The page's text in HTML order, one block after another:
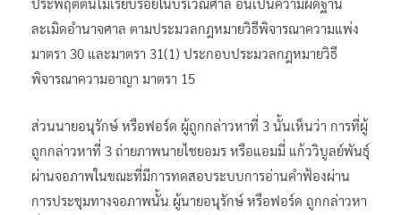
ละเมิดอำนาจศาล ตามประมวลกฎหมายวิธีพิจารณาความแพ่ง
มาตรา 30 และมาตรา 31(1) ประกอบประมวลกฎหมายวิธี
พิจารณาความอาญา มาตรา 15
ส่วนนายอนุรักษ์ หรือฟอร์ด ผู้ถูกกล่าวหาที่ 3 นั้นเห็นว่า การที่ผู้
ถูกกล่าวหาที่ 3 ถ่ายภาพนายไชยอมร หรือแอมมี่ แก้ววิบูลย์พันธุ์
ผ่านจอภาพในขณะที่มีการทดสอบระบบการอ่านคำฟ้องผ่าน
การประชุมทางจอภาพนั้น ผู้นายอนุรักษ์ หรือฟอร์ด ถูกกล่าวหา